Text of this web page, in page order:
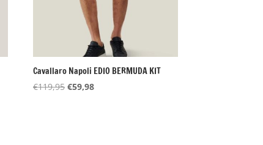
Cavallaro Napoli EDIO BERMUDA KIT
€119,95 Oorspronkelijke
€59,98Huidige